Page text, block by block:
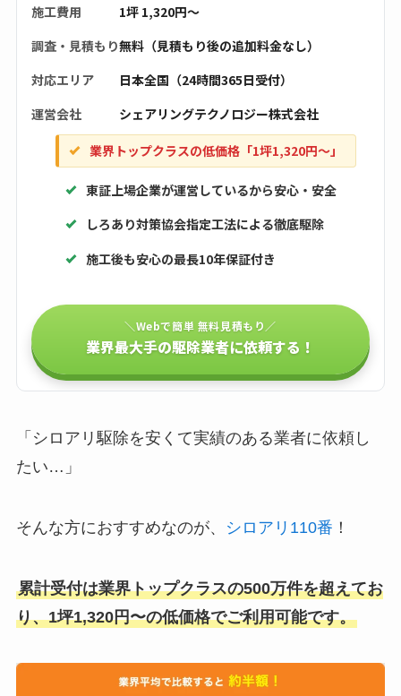
施工費用
1坪 1,320円〜
調査・見積もり無料（見積もり後の追加料金なし）
対応エリア
日本全国（24時間365日受付）
運営会社
シェアリングテクノロジー株式会社
業界トップクラスの低価格「1坪1,320円〜」
東証上場企業が運営しているから安心・安全
しろあり対策協会指定工法による徹底駆除
施工後も安心の最長10年保証付き
＼Webで簡単 無料見積もり／
業界最大手の駆除業者に依頼する！
「シロアリ駆除を安くて実績のある業者に依頼し
たい…」
そんな方におすすめなのが、 シロアリ110番 ！
累計受付は業界トップクラスの500万件を超えてお
り、1坪1,320円〜の低価格でご利用可能です。